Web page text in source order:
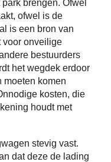
brengen. Ofwel
ofwel is de
is een bron van
voor onveilige
bestuurders
het wegdek erdoor
moeten komen
kosten, die
houdt met
stevig vast.
dat deze de lading